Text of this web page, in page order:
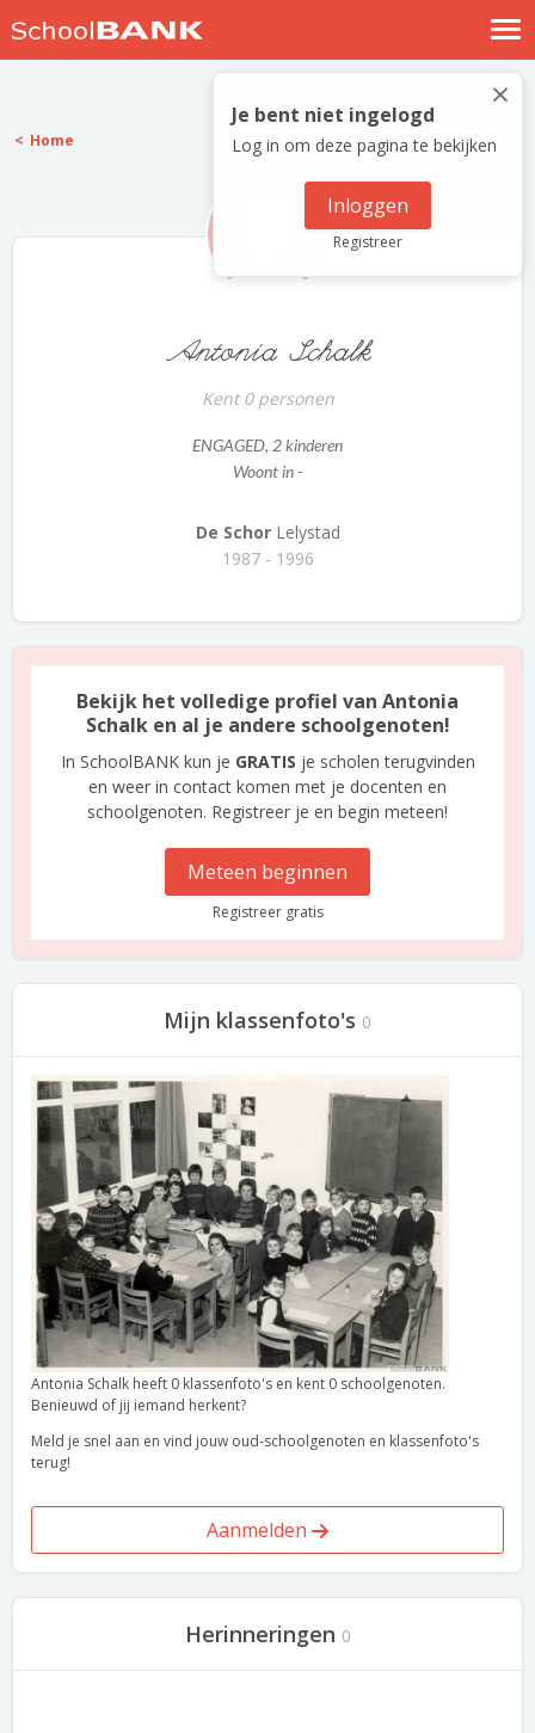
Nostalgische verhalen
Log in
Meld je gratis aan
×
Je bent niet ingelogd
Log in om deze pagina te bekijken
Inloggen
Registreer
Home
Antonia Schalk
Kent 0 personen
ENGAGED, 2 kinderen
Woont in -
De SchorLelystad
1987 - 1996
Bekijk het volledige profiel van Antonia
Schalk en al je andere schoolgenoten!
In SchoolBANK kun je GRATIS je scholen terugvinden
en weer in contact komen met je docenten en
schoolgenoten. Registreer je en begin meteen!
Meteen beginnen
Registreer gratis
Mijn klassenfoto's 0
Antonia Schalk heeft 0 klassenfoto's en kent 0 schoolgenoten.
Benieuwd of jij iemand herkent?
Meld je snel aan en vind jouw oud-schoolgenoten en klassenfoto's
terug!
Aanmelden
Herinneringen 0